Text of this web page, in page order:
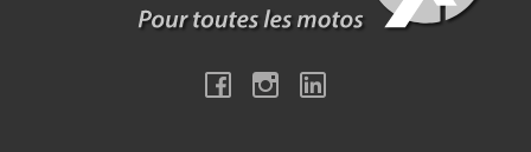
FacebookInstagram